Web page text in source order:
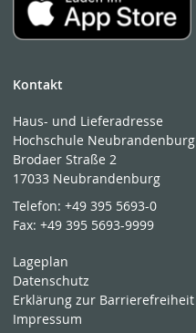
Kontakt
Haus- und Lieferadresse
Hochschule Neubrandenburg
Brodaer Straße 2
17033 Neubrandenburg
Telefon:+49 395 5693-0
Fax:+49 395 5693-9999
Lageplan
Datenschutz
Erklärung zur Barrierefreiheit
Impressum